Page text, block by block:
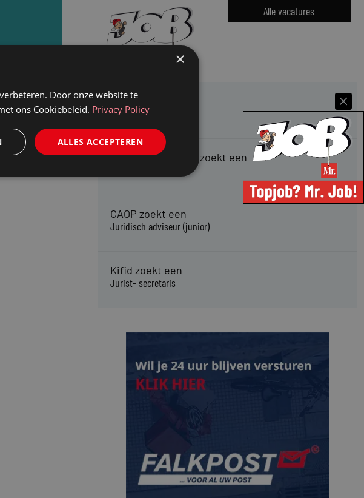
Alle vacatures
HMP zoekt een
Jurist Arbeidsrecht
Gemeente Meppel zoekt een
CAOP zoekt een
Juridisch adviseur (junior)
Kifid zoekt een
Jurist- secretaris
×
Door onze website te
ons Cookiebeleid. Privacy Policy
ALLES ACCEPTEREN